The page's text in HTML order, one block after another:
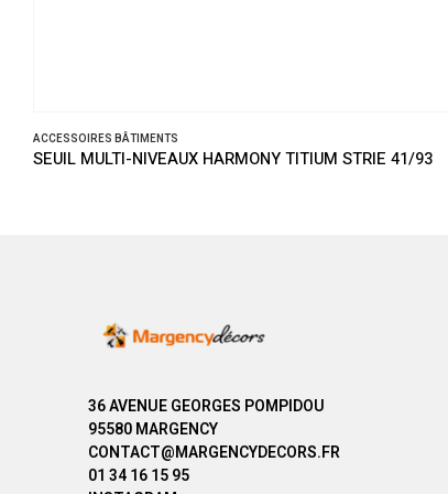
BÂTIMENTS
MULTI-NIVEAUX HARMONY TITIUM STRIE 41/93
36 AVENUE GEORGES POMPIDOU
95580 MARGENCY
CONTACT@MARGENCYDECORS.FR
01 34 16 15 95